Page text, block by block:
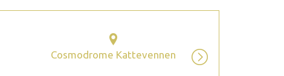
Cosmodrome Kattevennen